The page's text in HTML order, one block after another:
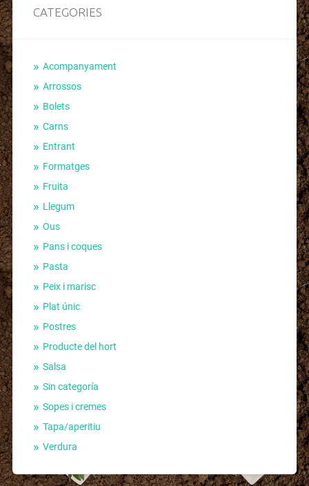
CATEGORIES
Acompanyament
Arrossos
Bolets
Carns
Entrant
Formatges
Fruita
Llegum
Ous
Pans i coques
Pasta
Peix i marisc
Plat únic
Postres
Producte del hort
Salsa
Sin categoría
Sopes i cremes
Tapa/aperitiu
Verdura